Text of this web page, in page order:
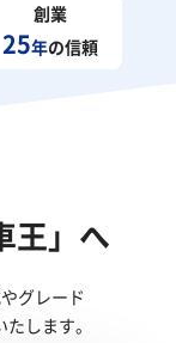
創業
25年の信頼
王」へ
グレード
します。